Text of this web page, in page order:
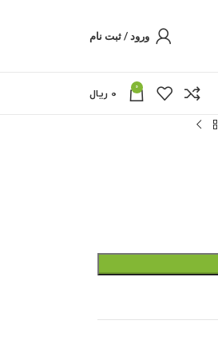
ورود / ثبت نام
0
0 ریال